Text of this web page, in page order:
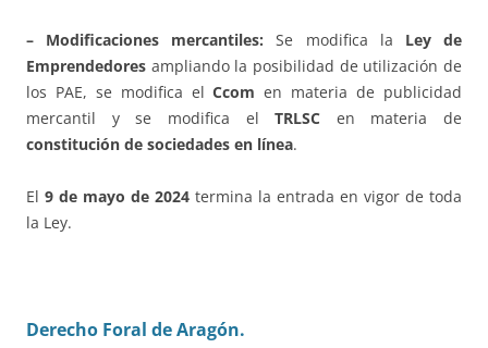
– Modificaciones mercantiles: Se modifica la Ley de
Emprendedores ampliando la posibilidad de utilización de
los PAE, se modifica elCcom en materia de publicidad
mercantil y se modifica elTRLSC en materia de
constitución de sociedades en línea.
El 9 de mayo de 2024 termina la entrada en vigor de toda
la Ley.
Derecho Foral de Aragón.